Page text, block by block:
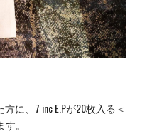
方に、7 inc E.Pが20枚入る＜
。